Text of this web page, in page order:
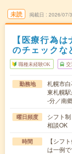
未読 掲載日 2026/07/
【医療行為
のチェックな
職種未経験OK 交
勤務地
札幌市
東札幌
-分／南
曜日頻度
シフト
相談OK
時間
【シフ
は一例